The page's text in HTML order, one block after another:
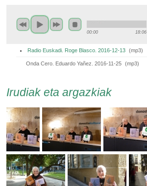
00:00 18:06
Radio Euskadi. Roge Blasco. 2016-12-13 (mp3)
Onda Cero. Eduardo Yañez. 2016-11-25 (mp3)
Irudiak eta argazkiak